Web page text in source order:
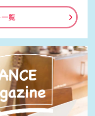
一覧